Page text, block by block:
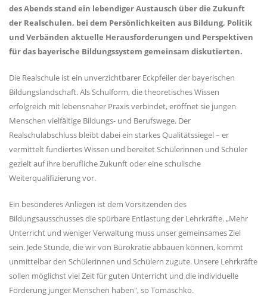
des Abends stand ein lebendiger Austausch über die Zukunft
der Realschulen, bei dem Persönlichkeiten aus Bildung, Politik
und Verbänden aktuelle Herausforderungen und Perspektiven
für das bayerische Bildungssystem gemeinsam diskutierten.
Die Realschule ist ein unverzichtbarer Eckpfeiler der bayerischen
Bildungslandschaft. Als Schulform, die theoretisches Wissen
erfolgreich mit lebensnaher Praxis verbindet, eröffnet sie jungen
Menschen vielfältige Bildungs- und Berufswege. Der
Realschulabschluss bleibt dabei ein starkes Qualitätssiegel – er
vermittelt fundiertes Wissen und bereitet Schülerinnen und Schüler
gezielt auf ihre berufliche Zukunft oder eine schulische
Weiterqualifizierung vor.
Ein besonderes Anliegen ist dem Vorsitzenden des
Bildungsausschusses die spürbare Entlastung der Lehrkräfte. „Mehr
Unterricht und weniger Verwaltung muss unser gemeinsames Ziel
sein. Jede Stunde, die wir von Bürokratie abbauen können, kommt
unmittelbar den Schülerinnen und Schülern zugute. Unsere Lehrkräfte
sollen möglichst viel Zeit für guten Unterricht und die individuelle
Förderung junger Menschen haben", so Tomaschko.